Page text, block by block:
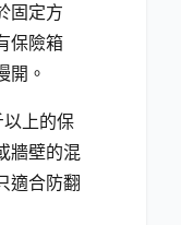
固定方
保險箱
開。
以上的保
牆壁的混
適合防翻